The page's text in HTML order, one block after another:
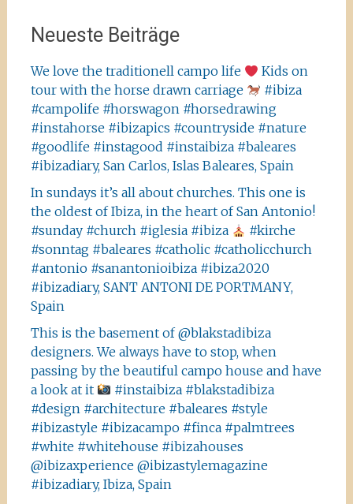
Neueste Beiträge
We love the traditionell campo life
Kids on
tour with the horse drawn carriage
#ibiza
#campolife #horswagon #horsedrawing
#instahorse #ibizapics #countryside #nature
#goodlife #instagood #instaibiza #baleares
#ibizadiary, San Carlos, Islas Baleares, Spain
In sundays it’s all about churches. This one is
the oldest of Ibiza, in the heart of San Antonio!
#sunday #church #iglesia #ibiza
#kirche
#sonntag #baleares #catholic #catholicchurch
#antonio #sanantonioibiza #ibiza2020
#ibizadiary, SANT ANTONI DE PORTMANY,
Spain
This is the basement of @blakstadibiza
designers. We always have to stop, when
passing by the beautiful campo house and have
a look at it
#instaibiza #blakstadibiza
#design #architecture #baleares #style
#ibizastyle #ibizacampo #finca #palmtrees
#white #whitehouse #ibizahouses
@ibizaxperience @ibizastylemagazine
#ibizadiary, Ibiza, Spain